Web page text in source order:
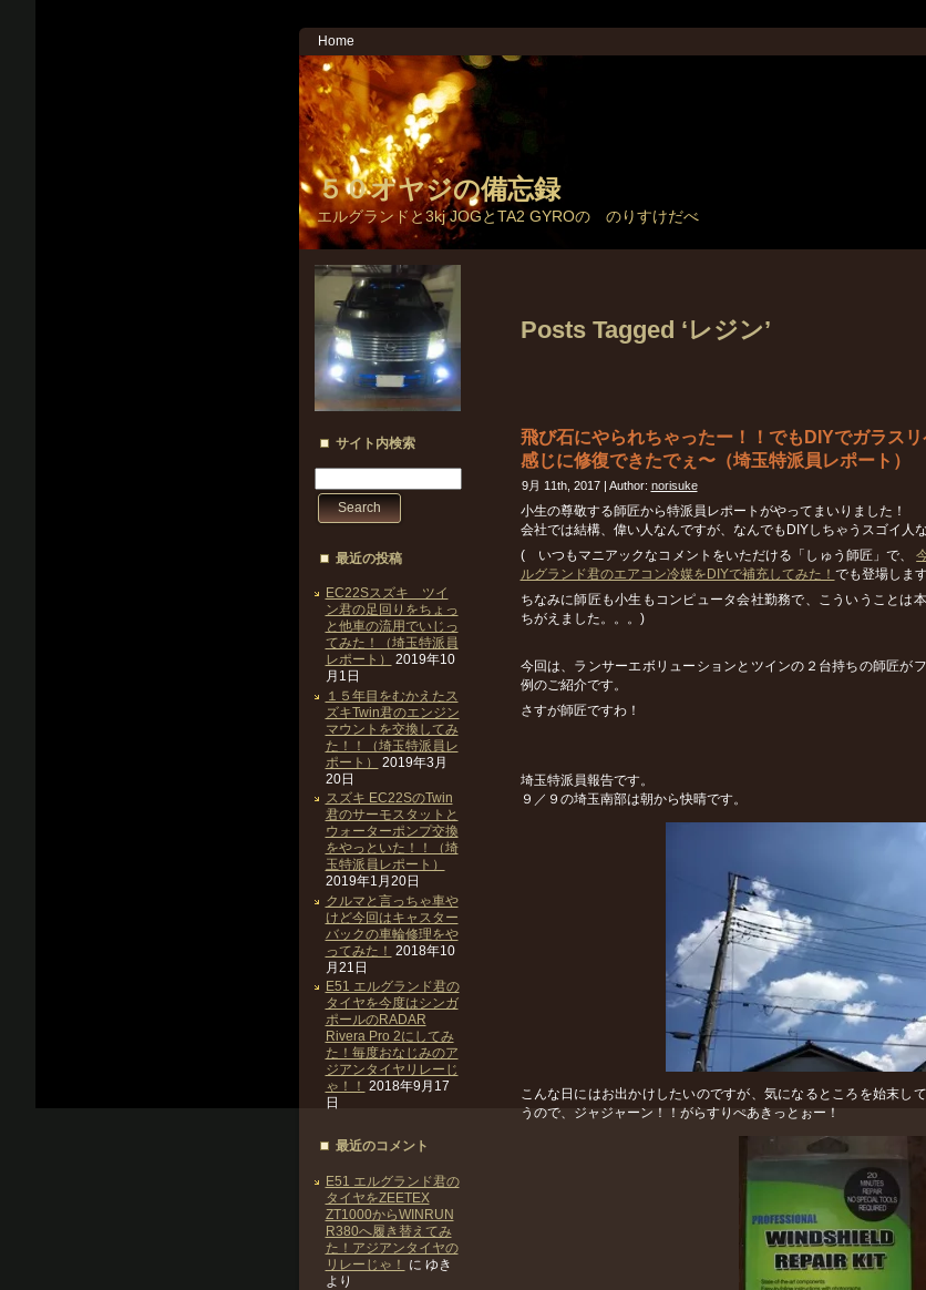
Home
５０オヤジの備忘録
エルグランドと3kj JOGとTA2 GYROの のりすけだべ
サイト内検索
最近の投稿
EC22Sスズキ ツイ
ン君の足回りをちょっ
と他車の流用でいじっ
てみた！（埼玉特派員
レポート）
2019年10
月1日
１５年目をむかえたス
ズキTwin君のエンジン
マウントを交換してみ
た！！（埼玉特派員レ
ポート）
2019年3月
20日
スズキ EC22SのTwin
君のサーモスタットと
ウォーターポンプ交換
をやっといた！！（埼
玉特派員レポート）
2019年1月20日
クルマと言っちゃ車や
けど今回はキャスター
バックの車輪修理をや
ってみた！ 2018年10
月21日
E51 エルグランド君の
タイヤを今度はシンガ
ポールのRADAR
Rivera Pro 2にしてみ
た！毎度おなじみのア
ジアンタイヤリレーじ
ゃ！！ 2018年9月17
日
最近のコメント
E51 エルグランド君の
タイヤをZEETEX
ZT1000からWINRUN
R380へ履き替えてみ
た！アジアンタイヤの
リレーじゃ！
に ゆき
より
Posts Tagged ‘レジン’
飛び石にやられちゃったー！！でもDIYでガラス
感じに修復できたでぇ〜（埼玉特派員レポート）
9月 11th, 2017 | Author: norisuke
小生の尊敬する師匠から特派員レポートがやってまいりました！
会社では結構、偉い人なんですが、なんでもDIYしちゃうスゴイ人な
( いつもマニアックなコメントをいただける「しゅう師匠」で、
ルグランド君のエアコン冷媒をDIYで補充してみた！ でも登場します
ちなみに師匠も小生もコンピュータ会社勤務で、こういうことは
ちがえました。。。)
今回は、ランサーエボリューションとツインの２台持ちの師匠が
例のご紹介です。
さすが師匠ですわ！
埼玉特派員報告です。
９／９の埼玉南部は朝から快晴です。
こんな日にはお出かけしたいのですが、気になるところを始末し
うので、ジャジャーン！！がらすりぺあきっとぉー！